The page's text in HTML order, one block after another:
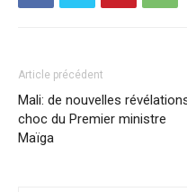
Article précédent
Mali: de nouvelles
choc du Premier ministre
Maïga